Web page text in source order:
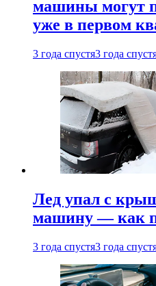
машины могут
уже в первом
3 года спустя3 года
Лед упал с
машину — как
3 года спустя3 года